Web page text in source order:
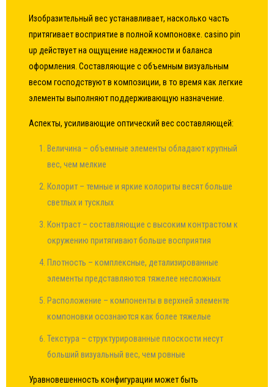
Изобразительный вес устанавливает, насколько часть
притягивает восприятие в полной компоновке.casino pin
up действует на ощущение надежности и баланса
оформления. Составляющие с объемным визуальным
весом господствуют в композиции, в то время как легкие
элементы выполняют поддерживающую назначение.
Аспекты, усиливающие оптический вес составляющей:
Величина – объемные элементы обладают крупный
вес, чем мелкие
Колорит – темные и яркие колориты весят больше
светлых и тусклых
Контраст – составляющие с высоким контрастом к
окружению притягивают больше восприятия
Плотность – комплексные, детализированные
элементы представляются тяжелее несложных
Расположение – компоненты в верхней элементе
компоновки осознаются как более тяжелые
Текстура – структурированные плоскости несут
больший визуальный вес, чем ровные
Уравновешенность конфигурации может быть